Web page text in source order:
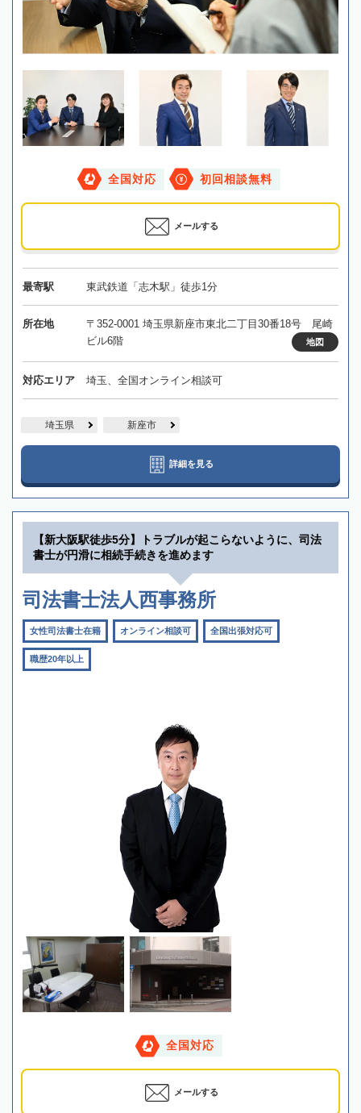
全国対応 初回相談無料
メールする
最寄駅 東武鉄道「志木駅」徒歩1分
所在地
〒352-0001 埼玉県新座市東北二丁目30番18号 尾崎
ビル6階
地図
対応エリア 埼玉、全国オンライン相談可
埼玉県 新座市
詳細を見る
【新大阪駅徒歩5分】トラブルが起こらないように、司法
書士が円滑に相続手続きを進めます
司法書士法人西事務所
女性司法書士在籍 オンライン相談可 全国出張対応可
職歴20年以上
全国対応
メールする